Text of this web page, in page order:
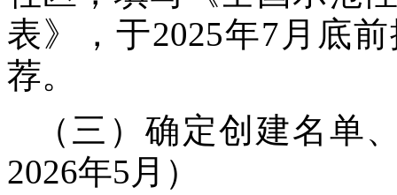
表》，于2025年7月底
荐。
（三）确定创建名单
2026年5月）